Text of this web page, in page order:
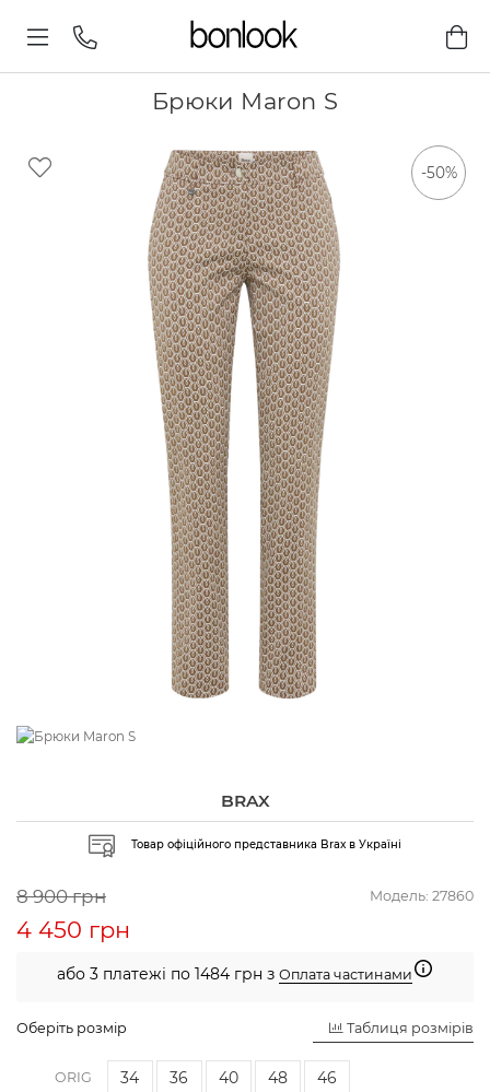
Брюки Maron S
-50%
BRAX
Товар офіційного представника Brax в Україні
Модель: 27860
8 900 грн
4 450 грн
або 3 платежі по 1484 грн з Оплата частинами
Оберіть розмір Таблиця розмірів
ORIG 34 36 40 48 46